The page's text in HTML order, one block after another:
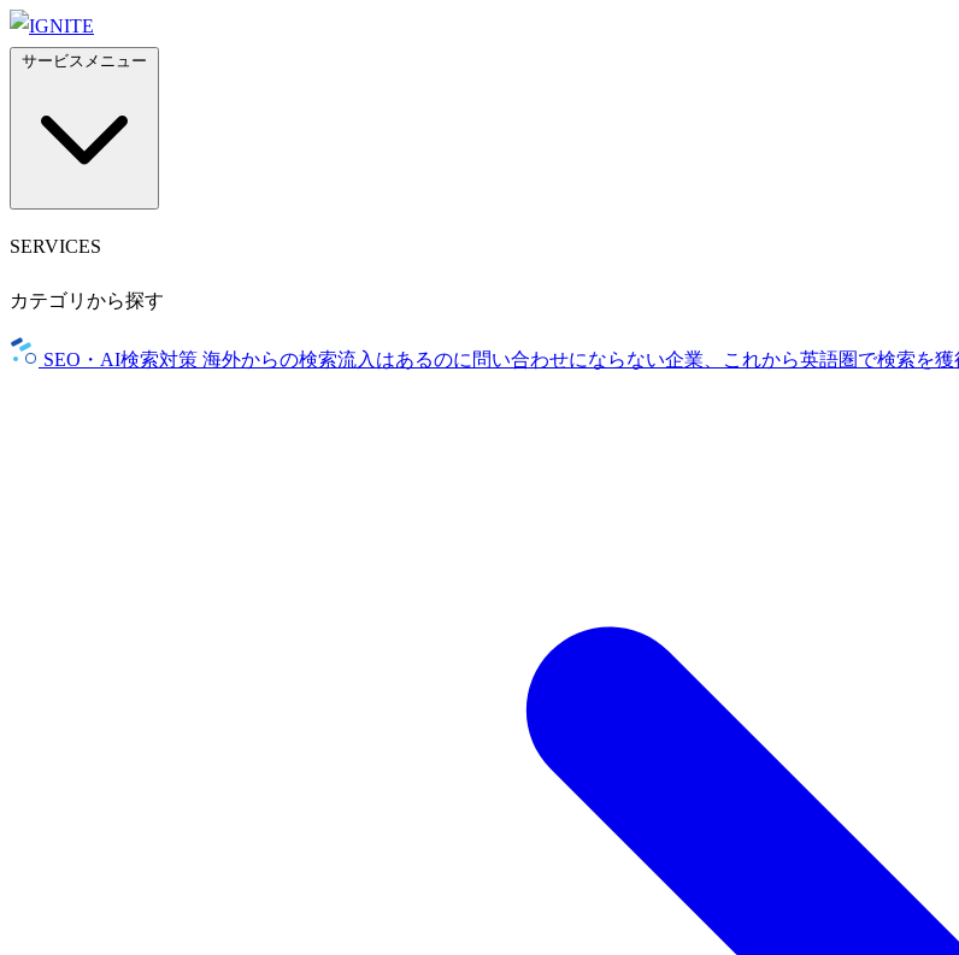
SERVICES
カテゴリから探す
SEO・AI検索対策 海外からの検索流入はあるのに問い合わせにならない企業、これから英語圏で検索を